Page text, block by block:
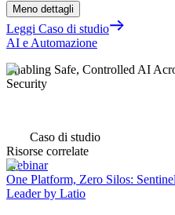
Meno dettagli
Leggi Caso di studio
AI e Automazione
Enabling Safe, Controlled AI
Security
Caso di studio
Risorse correlate
Webinar
One Platform, Zero Silos:
Leader by Latio